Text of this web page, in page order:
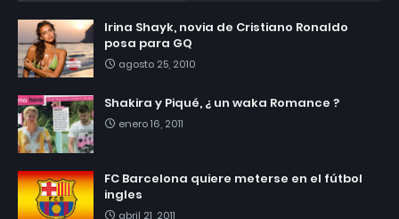
Irina Shayk, novia de Cristiano Ronaldo
posa para GQ
agosto 25, 2010
Shakira y Piqué, ¿ un waka Romance ?
enero 16, 2011
FC Barcelona quiere meterse en el fútbol
ingles
abril 21, 2011